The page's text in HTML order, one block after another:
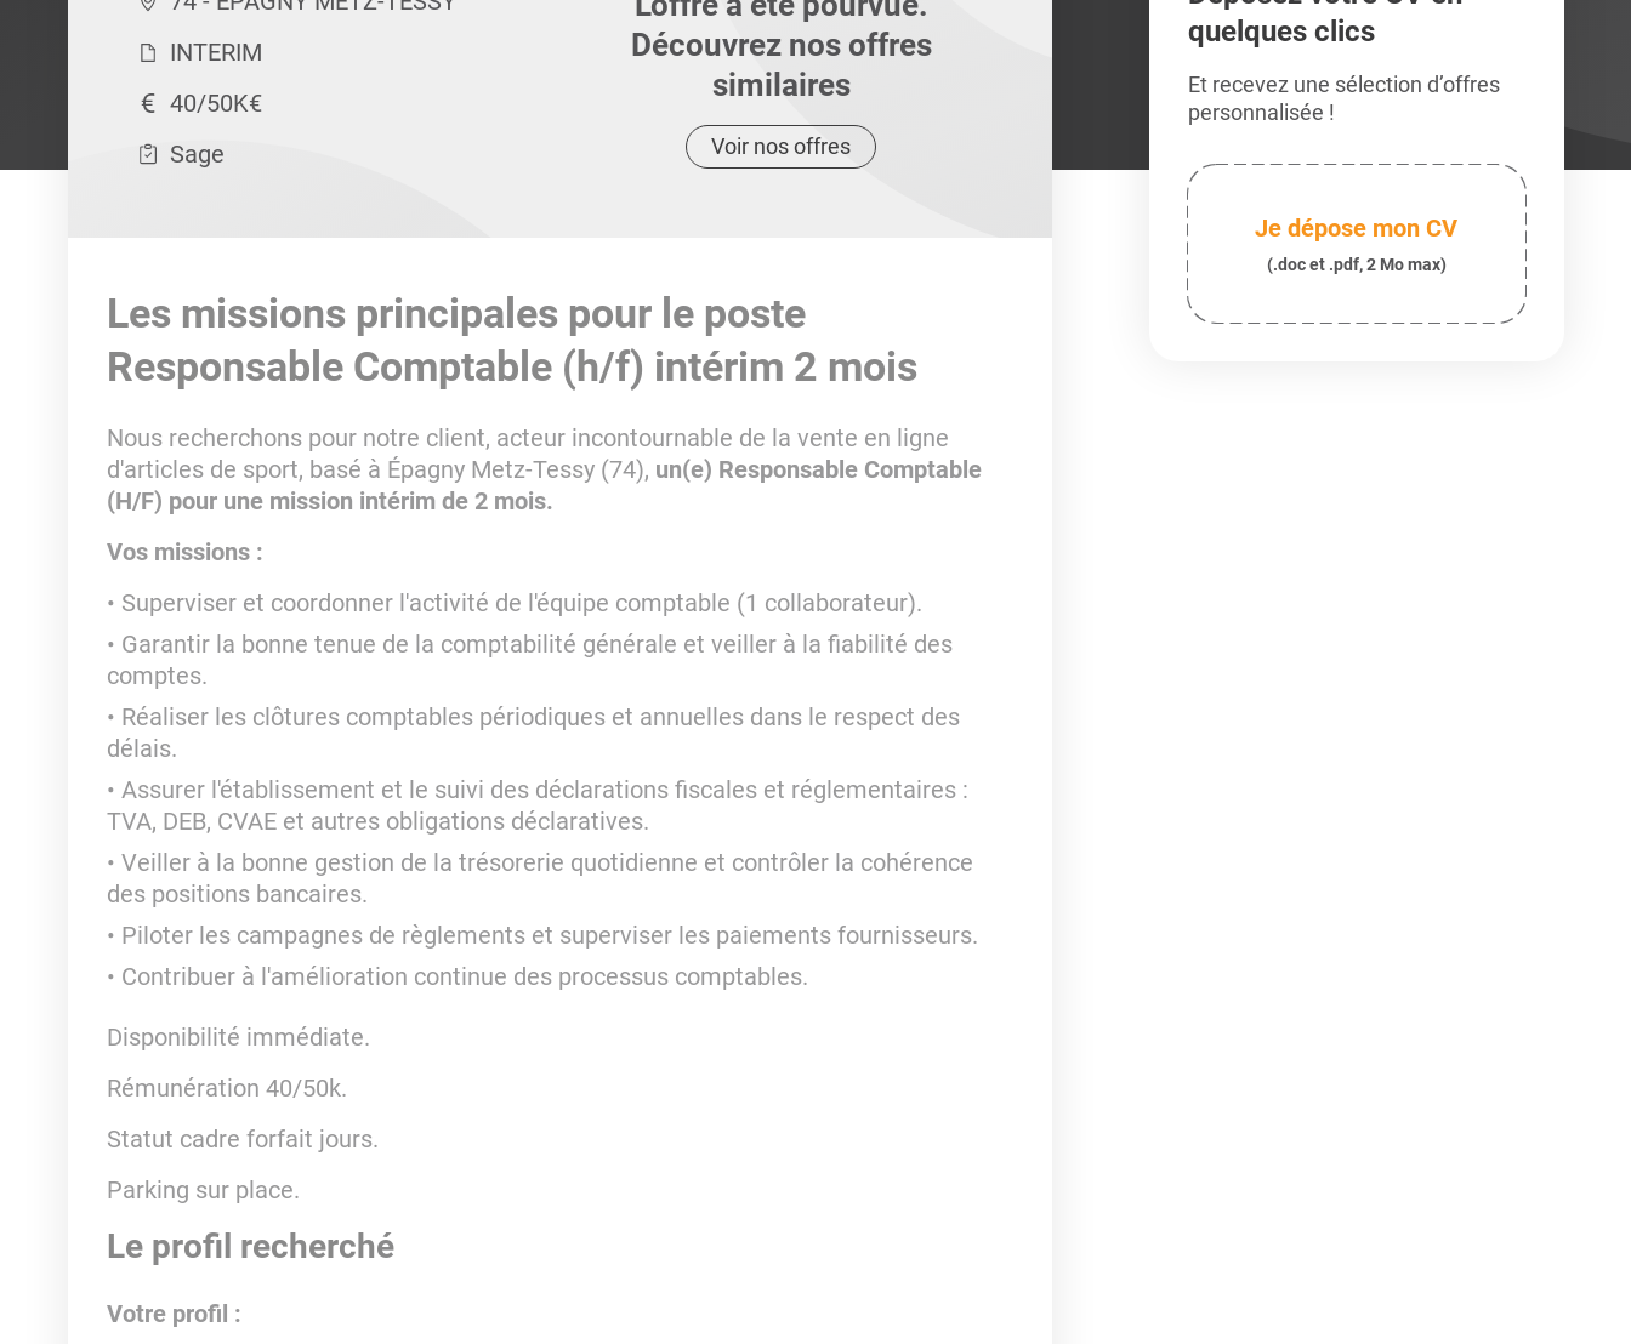
INTERIM
40/50K€
Sage
Découvrez nos offres
similaires
Voir nos offres
Les missions principales pour le poste
Responsable Comptable (h/f) intérim 2 mois
Nous recherchons pour notre client, acteur incontournable de la vente en ligne
d'articles de sport, basé à Épagny Metz-Tessy (74), un(e) Responsable Comptable
(H/F) pour une mission intérim de 2 mois.
Vos missions :
Superviser et coordonner l'activité de l'équipe comptable (1 collaborateur).
Garantir la bonne tenue de la comptabilité générale et veiller à la fiabilité des
comptes.
Réaliser les clôtures comptables périodiques et annuelles dans le respect des
délais.
Assurer l'établissement et le suivi des déclarations fiscales et réglementaires :
TVA, DEB, CVAE et autres obligations déclaratives.
Veiller à la bonne gestion de la trésorerie quotidienne et contrôler la cohérence
des positions bancaires.
Piloter les campagnes de règlements et superviser les paiements fournisseurs.
Contribuer à l'amélioration continue des processus comptables.
Disponibilité immédiate.
Rémunération 40/50k.
Statut cadre forfait jours.
Parking sur place.
Le profil recherché
Votre profil :
quelques clics
Et recevez une sélection d’offres
personnalisée !
Je dépose mon CV
(.doc et .pdf, 2 Mo max)